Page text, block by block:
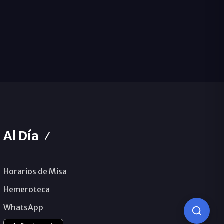
Al Día
Horarios de Misa
Hemeroteca
WhatsApp